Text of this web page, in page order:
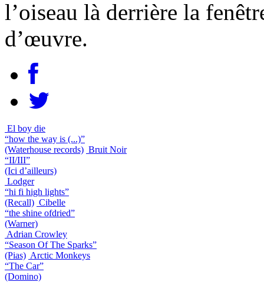
l’oiseau là derrière la
d’œuvre.
El boy die
“how the way is (...)”
(Waterhouse records) Bruit Noir
“II/III”
(Ici d’ailleurs)
Lodger
“hi fi high lights”
(Recall) Cibelle
“the shine ofdried”
(Warner)
Adrian Crowley
“Season Of The Sparks”
(Pias) Arctic Monkeys
“The Car”
(Domino)